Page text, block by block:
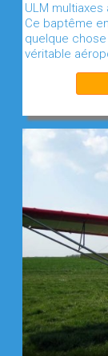
ULM multiaxes
Ce baptême
quelque
véritable